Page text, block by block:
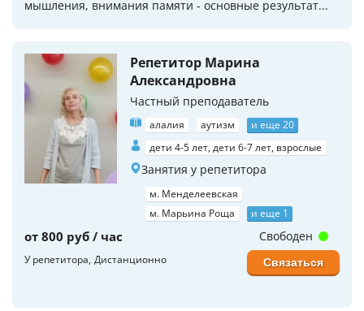
мышления, внимания памяти - основные результат...
Репетитор Марина
Александровна
Частный преподаватель
алалия аутизм
и еще 20
дети 4-5 лет, дети 6-7 лет, взрослые
Занятия у репетитора
м. Менделеевская
м. Марьина Роща
и еще 1
от 800 руб / час
У репетитора Дистанционно
Свободен
Связаться